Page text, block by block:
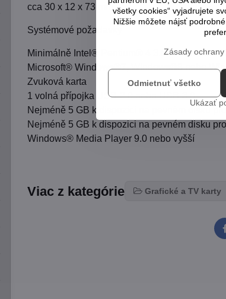
cca 30 x 12 x 73 mm
Systémové požadavky
Minimálně Intel® Pentium® 4 3.0 GHz nebo
Microsoft® Windows®7, Windows®8 nebo
Zvuková karta
1 volná přípojka USB-2.0 nebo USB-3.0
Nejméně 5 GB k dispozici na pevném disku
Nejméně 5 GB k dispozici na pevném disku
Windows® Media Player 9.0 nebo vyšší
Viac z kategórie Grafické a TV karty
všetky cookies“ vyjadrujete
Nižšie môžete nájsť
Zásady
Ukázať
Odmietnuť všetko